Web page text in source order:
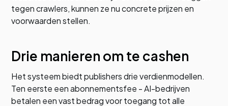
tegen crawlers, kunnen ze nu concrete prijzen en
voorwaarden stellen.
Drie manieren om te cashen
Het systeem biedt publishers drie verdienmodellen.
Ten eerste een abonnementsfee - AI-bedrijven
betalen een vast bedrag voor toegang tot alle